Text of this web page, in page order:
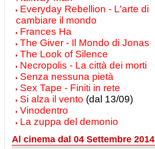
Everyday Rebellion - L'arte di
cambiare il mondo
Frances Ha
The Giver - Il Mondo di Jonas
The Look of Silence
Necropolis - La città dei morti
Senza nessuna pietà
Sex Tape - Finiti in rete
Si alza il vento (dal 13/09)
Vinodentro
La zuppa del demonio
Al cinema dal 04 Settembre 2014